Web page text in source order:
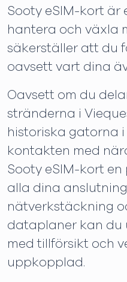
Sooty eSIM-kort är
hantera och växla
säkerställer att du
oavsett vart dina
Oavsett om du
stränderna i
historiska gatorna
kontakten med
Sooty eSIM-kort
alla dina
nätverkstäckning
dataplaner kan du
med tillförsikt och
uppkopplad.